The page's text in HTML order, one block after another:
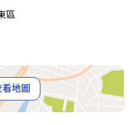
區
看地圖